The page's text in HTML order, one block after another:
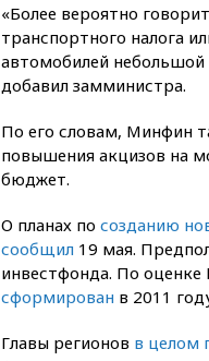
«Более вероятно
транспортного налога
автомобилей
добавил замминистра.
По его словам, Минфин
повышения акцизов на
бюджет.
О планах по созданию
сообщил 19 мая.
инвестфонда. По
сформирован в 2011
Главы регионов в целом